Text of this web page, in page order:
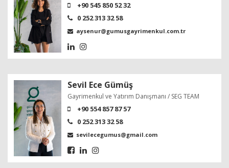
+90 545 850 52 32
0 252 313 32 58
aysenur@gumusgayrimenkul.com.tr
Sevil Ece Gümüş
Gayrimenkul ve Yatırım Danışmanı / SEG TEAM
+90 554 857 87 57
0 252 313 32 58
sevilecegumus@gmail.com